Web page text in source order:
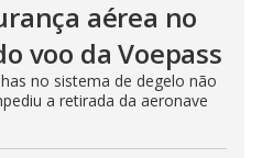
aérea no
voo da Voepass
no sistema de degelo não
a retirada da aeronave